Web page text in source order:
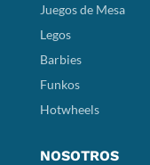
Juegos de Mesa
Legos
Barbies
Funkos
Hotwheels
NOSOTROS